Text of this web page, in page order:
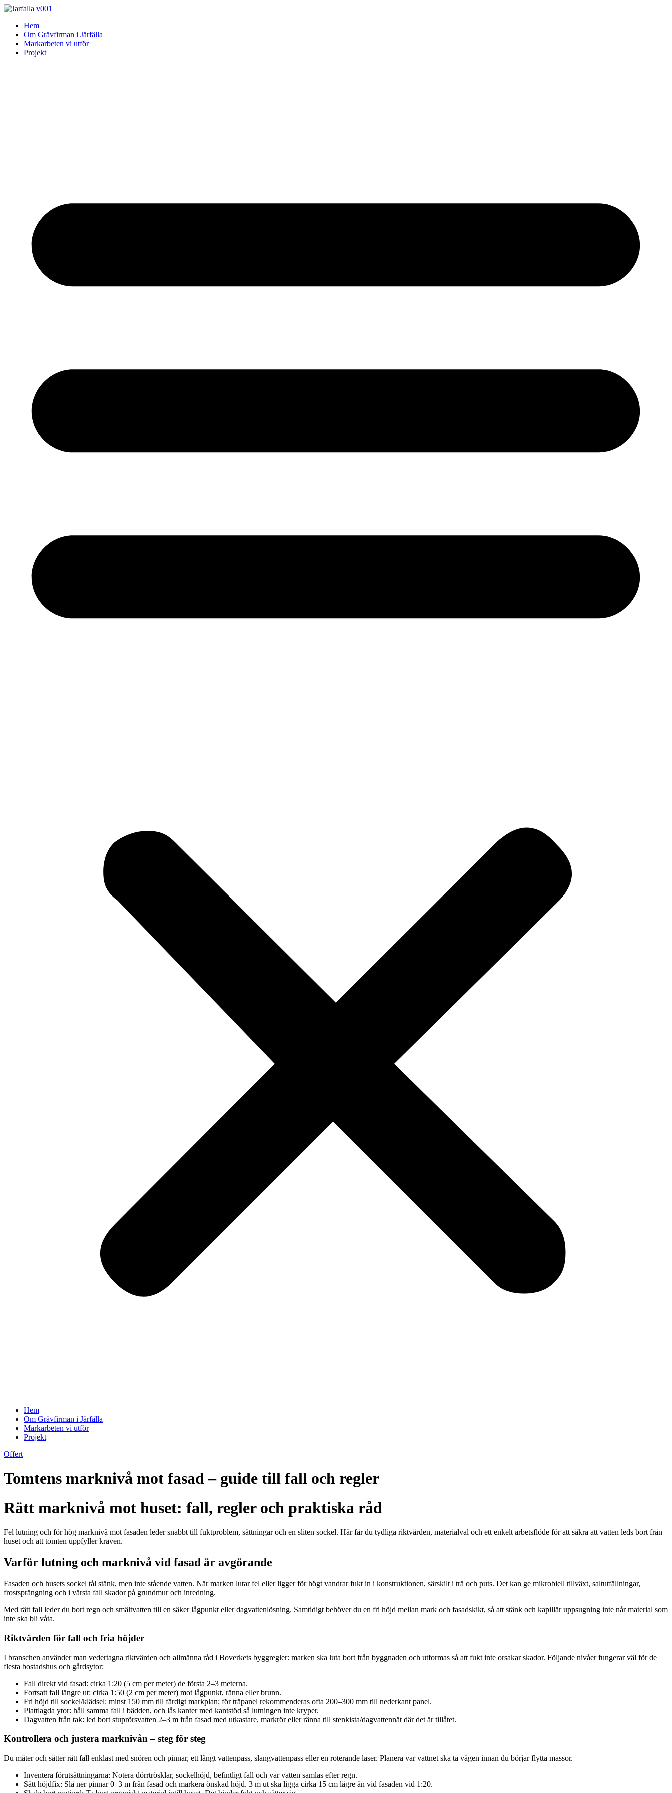
Skip
contentHem
Om Grävfirman i Järfälla
Markarbeten vi utför
Projekt
Hem
Om Grävfirman i Järfälla
Markarbeten vi utför
Projekt
Offert
Tomtens marknivå mot fasad – guide till fall och regler
Rätt marknivå mot huset: fall, regler och praktiska råd
Fel lutning och för hög marknivå mot fasaden leder snabbt till fuktproblem, sättningar och en sliten sockel. Här får du tydliga riktvärden, materialval och ett enkelt arbetsflöde för att säkra att vatten leds bort från
huset och att tomten uppfyller kraven.
Varför lutning och marknivå vid fasad är avgörande
Fasaden och husets sockel tål stänk, men inte stående vatten. När marken lutar fel eller ligger för högt vandrar fukt in i konstruktionen, särskilt i trä och puts. Det kan ge mikrobiell tillväxt, saltutfällningar,
frostsprängning och i värsta fall skador på grundmur och inredning.
Med rätt fall leder du bort regn och smältvatten till en säker lågpunkt eller dagvattenlösning. Samtidigt behöver du en fri höjd mellan mark och fasadskikt, så att stänk och kapillär uppsugning inte når material som
inte ska bli våta.
Riktvärden för fall och fria höjder
I branschen använder man vedertagna riktvärden och allmänna råd i Boverkets byggregler: marken ska luta bort från byggnaden och utformas så att fukt inte orsakar skador. Följande nivåer fungerar väl för de
flesta bostadshus och gårdsytor:
Fall direkt vid fasad: cirka 1:20 (5 cm per meter) de första 2–3 meterna.
Fortsatt fall längre ut: cirka 1:50 (2 cm per meter) mot lågpunkt, ränna eller brunn.
Fri höjd till sockel/klädsel: minst 150 mm till färdigt markplan; för träpanel rekommenderas ofta 200–300 mm till nederkant panel.
Plattlagda ytor: håll samma fall i bädden, och lås kanter med kantstöd så lutningen inte kryper.
Dagvatten från tak: led bort stuprörsvatten 2–3 m från fasad med utkastare, markrör eller ränna till stenkista/dagvattennät där det är tillåtet.
Kontrollera och justera marknivån – steg för steg
Du mäter och sätter rätt fall enklast med snören och pinnar, ett långt vattenpass, slangvattenpass eller en roterande laser. Planera var vattnet ska ta vägen innan du börjar flytta massor.
Inventera förutsättningarna: Notera dörrtrösklar, sockelhöjd, befintligt fall och var vatten samlas efter regn.
Sätt höjdfix: Slå ner pinnar 0–3 m från fasad och markera önskad höjd. 3 m ut ska ligga cirka 15 cm lägre än vid fasaden vid 1:20.